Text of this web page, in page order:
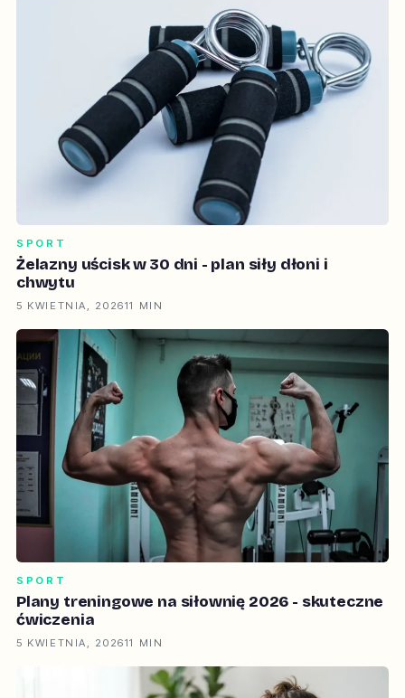
SPORT
Żelazny uścisk w 30 dni - plan siły dłoni i
chwytu
5 KWIETNIA, 202611 MIN
SPORT
Plany treningowe na siłownię 2026 - skuteczne
ćwiczenia
5 KWIETNIA, 202611 MIN